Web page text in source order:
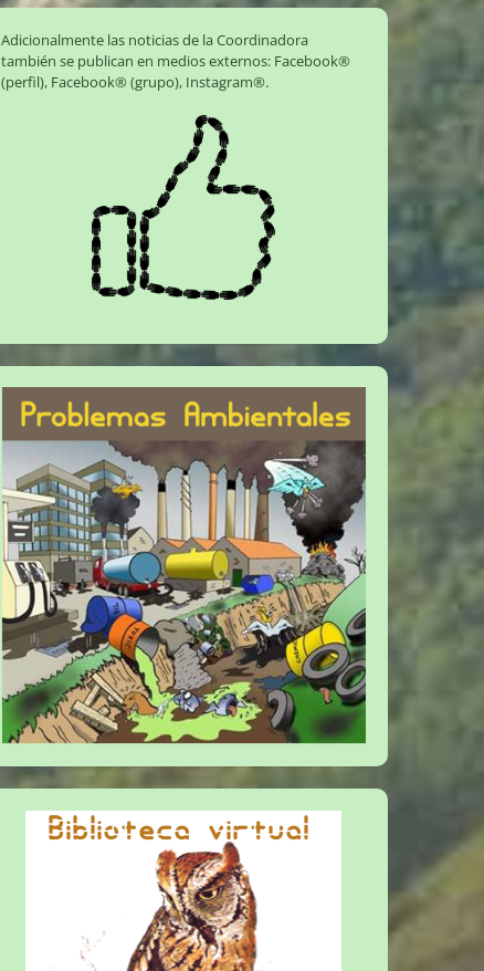
Adicionalmente las noticias de la Coordinadora
también se publican en medios externos: Facebook®
(perfil), Facebook® (grupo), Instagram®.